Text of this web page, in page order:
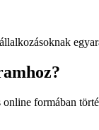
formában